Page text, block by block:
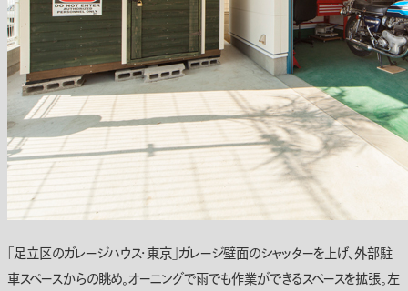
「足立区のガレージハウス・東京」ガレージ壁面のシャッターを上げ、外部駐
車スペースからの眺め。オーニングで雨でも作業ができるスペースを拡張。左